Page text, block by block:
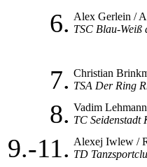
6. Alex Gerlein /
TSC Blau-
7. Christian
TSA Der Ring
8. Vadim
TC Seidenstadt
9.-11. Alexej Iwlew /
TD